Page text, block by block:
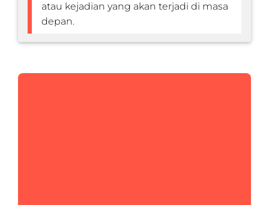
atau kejadian yang akan terjadi di masa
depan.